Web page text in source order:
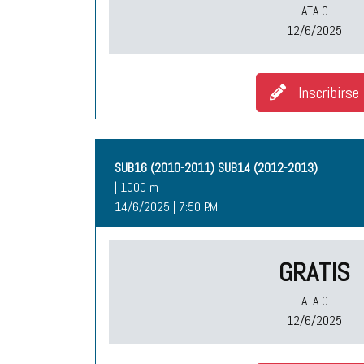
ATA O
12/6/2025
Inscribirse
SUB16 (2010-2011) SUB14 (2012-2013)
| 1000 m
14/6/2025 | 7:50 P.M.
GRATIS
ATA O
12/6/2025